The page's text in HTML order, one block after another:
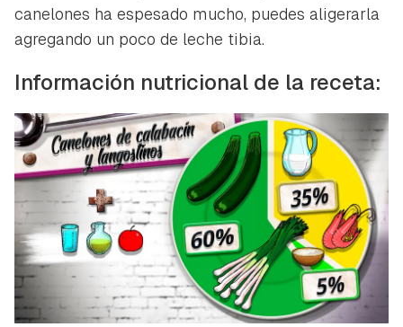
canelones ha espesado mucho, puedes aligerarla
agregando un poco de leche tibia.
Información nutricional de la receta: